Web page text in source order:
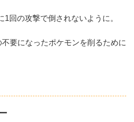
1回の攻撃で倒されないように。
要になったポケモンを削るために